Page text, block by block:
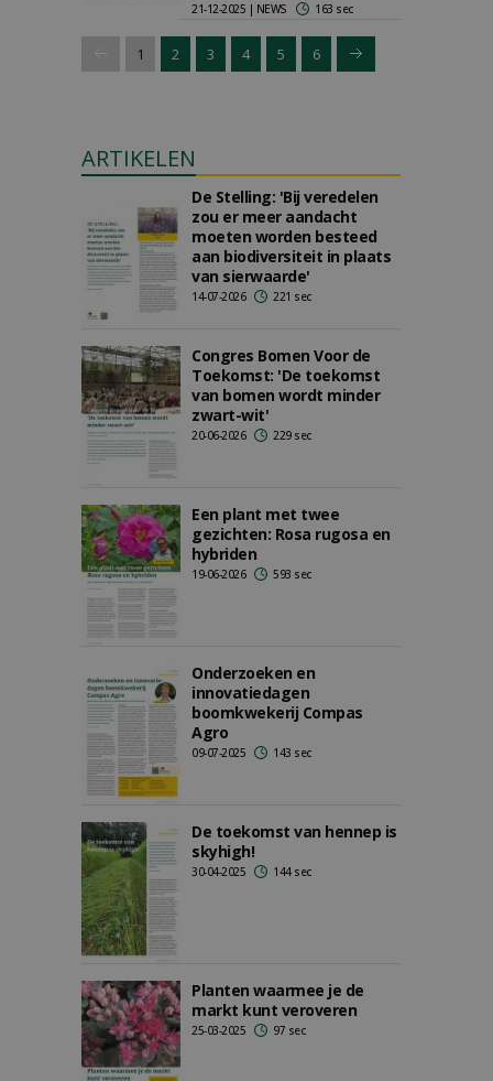
21-12-2025 | NEWS 163 sec
1 2 3 4 5 6
ARTIKELEN
De Stelling: 'Bij veredelen
zou er meer aandacht
moeten worden besteed
aan biodiversiteit in plaats
van sierwaarde'
14-07-2026 221 sec
Congres Bomen Voor de
Toekomst: 'De toekomst
van bomen wordt minder
zwart-wit'
20-06-2026 229 sec
Een plant met twee
gezichten: Rosa rugosa en
hybriden
19-06-2026 593 sec
Onderzoeken en
innovatiedagen
boomkwekerij Compas
Agro
09-07-2025 143 sec
De toekomst van hennep is
skyhigh!
30-04-2025 144 sec
Planten waarmee je de
markt kunt veroveren
25-03-2025 97 sec